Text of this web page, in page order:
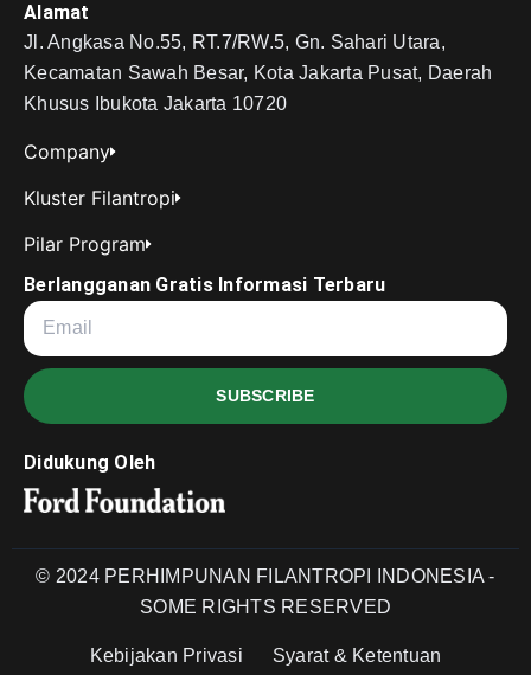
Alamat
Jl. Angkasa No.55, RT.7/RW.5, Gn. Sahari Utara,
Kecamatan Sawah Besar, Kota Jakarta Pusat, Daerah
Khusus Ibukota Jakarta 10720
Company
Kluster Filantropi
Pilar Program
Berlangganan Gratis Informasi Terbaru
SUBSCRIBE
Didukung Oleh
© 2024 PERHIMPUNAN FILANTROPI INDONESIA -
SOME RIGHTS RESERVED
Kebijakan Privasi Syarat & Ketentuan